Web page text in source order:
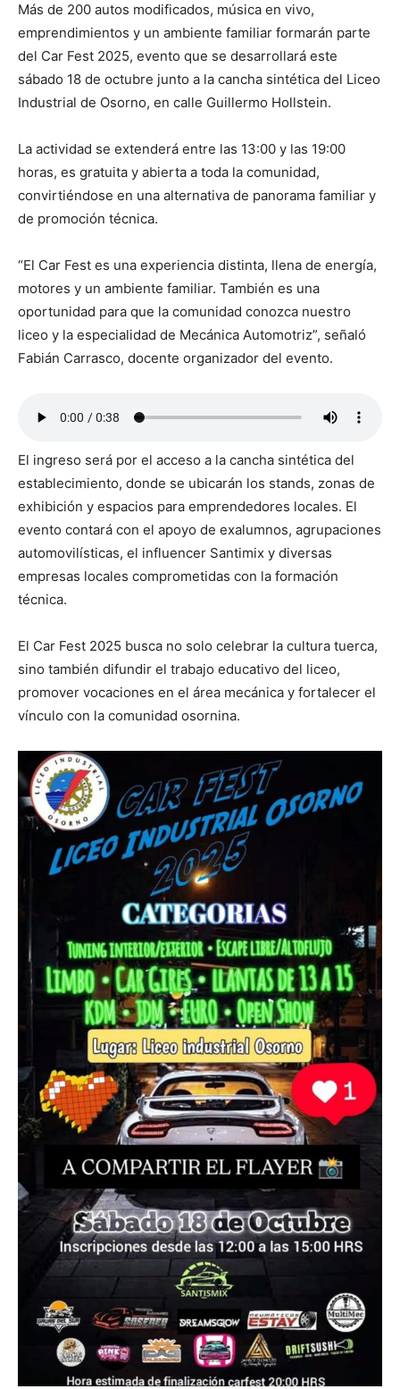
Más de 200 autos modificados, música en vivo,
emprendimientos y un ambiente familiar formarán parte
del Car Fest 2025, evento que se desarrollará este
sábado 18 de octubre junto a la cancha sintética del Liceo
Industrial de Osorno, en calle Guillermo Hollstein.
La actividad se extenderá entre las 13:00 y las 19:00
horas, es gratuita y abierta a toda la comunidad,
convirtiéndose en una alternativa de panorama familiar y
de promoción técnica.
“El Car Fest es una experiencia distinta, llena de energía,
motores y un ambiente familiar. También es una
oportunidad para que la comunidad conozca nuestro
liceo y la especialidad de Mecánica Automotriz”, señaló
Fabián Carrasco, docente organizador del evento.
El ingreso será por el acceso a la cancha sintética del
establecimiento, donde se ubicarán los stands, zonas de
exhibición y espacios para emprendedores locales. El
evento contará con el apoyo de exalumnos, agrupaciones
automovilísticas, el influencer Santimix y diversas
empresas locales comprometidas con la formación
técnica.
El Car Fest 2025 busca no solo celebrar la cultura tuerca,
sino también difundir el trabajo educativo del liceo,
promover vocaciones en el área mecánica y fortalecer el
vínculo con la comunidad osornina.